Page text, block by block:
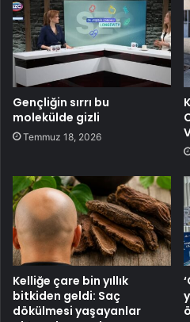
Gençliğin sırrı bu
molekülde gizli
Temmuz 18, 2026
Kelliğe çare bin yıllık
bitkiden geldi: Saç
dökülmesi yaşayanlar